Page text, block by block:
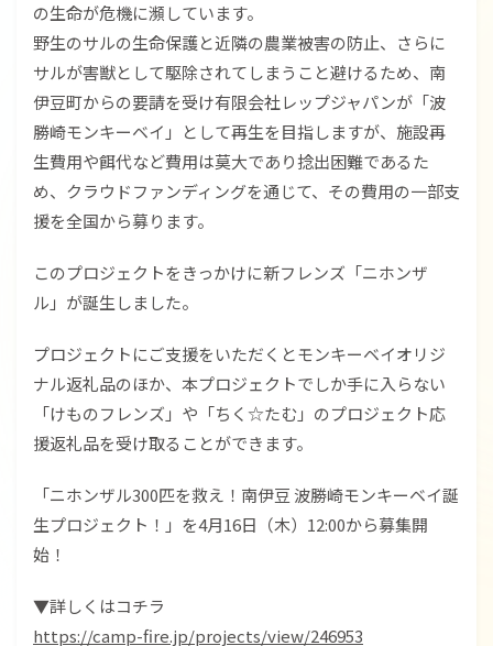
の生命が危機に瀕しています。
野生のサルの生命保護と近隣の農業被害の防止、さらに
サルが害獣として駆除されてしまうこと避けるため、南
伊豆町からの要請を受け有限会社レップジャパンが「波
勝崎モンキーベイ」として再生を目指しますが、施設再
生費用や餌代など費用は莫大であり捻出困難であるた
め、クラウドファンディングを通じて、その費用の一部支
援を全国から募ります。
このプロジェクトをきっかけに新フレンズ「ニホンザ
ル」が誕生しました。
プロジェクトにご支援をいただくとモンキーベイオリジ
ナル返礼品のほか、本プロジェクトでしか手に入らない
「けものフレンズ」や「ちく☆たむ」のプロジェクト応
援返礼品を受け取ることができます。
「ニホンザル300匹を救え！南伊豆 波勝崎モンキーベイ誕
生プロジェクト！」を4月16日（木）12:00から募集開
始！
▼詳しくはコチラ
https://camp-fire.jp/projects/view/246953